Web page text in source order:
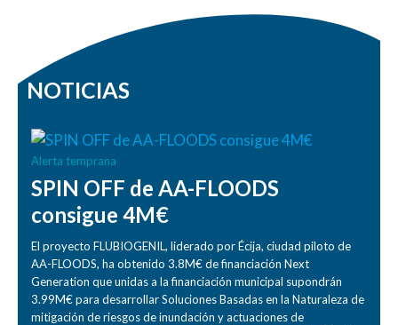
NOTICIAS
Alerta temprana
SPIN OFF de AA-FLOODS
consigue 4M€
El proyecto FLUBIOGENIL, liderado por Écija, ciudad piloto de
AA-FLOODS, ha obtenido 3.8M€ de financiación Next
Generation que unidas a la financiación municipal supondrán
3.99M€ para desarrollar Soluciones Basadas en la Naturaleza de
mitigación de riesgos de inundación y actuaciones de